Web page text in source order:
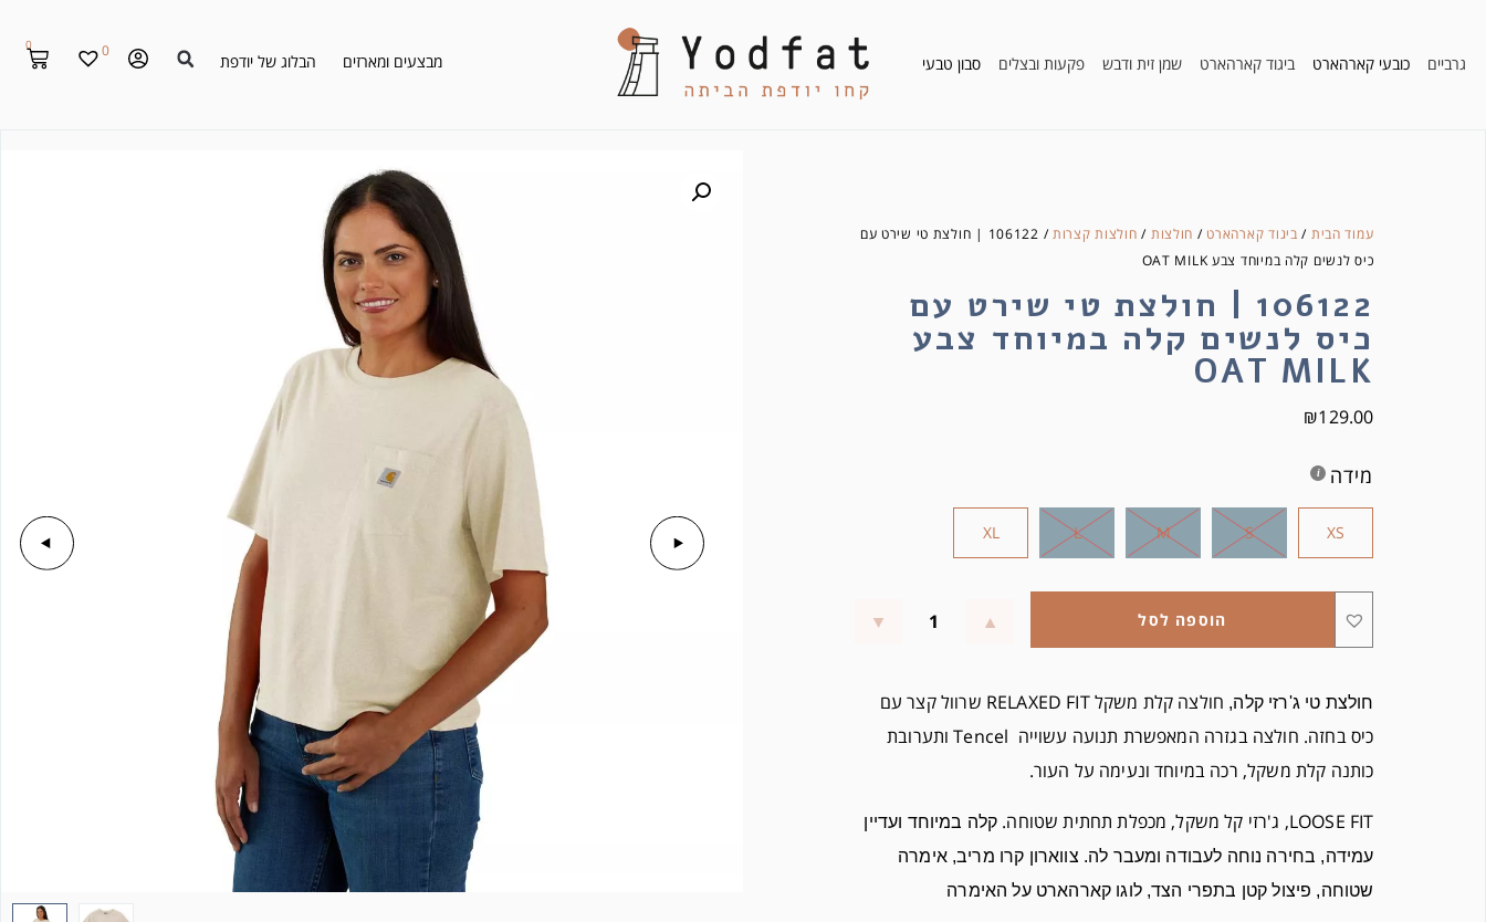
0 0
מבצעים ומארזים הבלוג של יודפת סבון טבעי פקעות ובצלים שמן זית ודבש ביגוד קארהארט כובעי קארהארט גרביים
עמוד הבית / ביגוד קארהארט / חולצות / חולצות קצרות
/ 106122 | חולצת טי שירט עם
כיס לנשים קלה במיוחד צבע OAT MILK
106122 | חולצת טי שירט עם
כיס לנשים קלה במיוחד צבע
OAT MILK
₪129.00
מידה
XS
S
M
L
XL
הוספה לסל
חולצת טי ג'רזי קלה,
חולצה קלת משקל RELAXED FIT שרוול קצר עם
כיס בחזה. חולצה בגזרה המאפשרת תנועה עשוייה Tencel ותערובת
כותנה קלת משקל, רכה במיוחד ונעימה על העור.
LOOSE FIT, ג'רזי קל משקל, מכפלת תחתית שטוחה.
קלה במיוחד ועדיין
עמידה, בחירה נוחה לעבודה ומעבר לה. צווארון קרו מריב,אימרה
שטוחה, פיצול קטן בתפרי הצד,לוגו קארהארט על האימרה